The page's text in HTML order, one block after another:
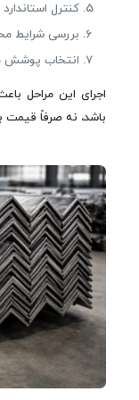
کنترل
بررسی شرایط
انتخاب پوشش
اجرای این مراحل
باشد، نه صرفاً قیمت